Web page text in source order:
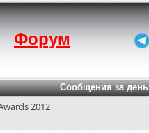
Форум
Сообщения за день
2012